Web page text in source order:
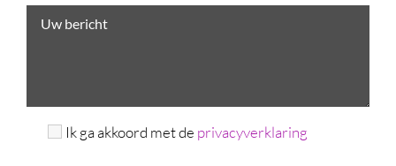
Ik ga akkoord met de privacyverklaring